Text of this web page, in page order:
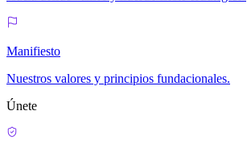
Manifiesto
Nuestros valores y principios fundacionales.
Únete